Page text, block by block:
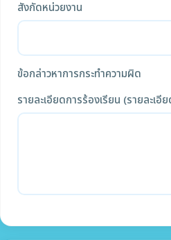
สังกัดหน่วยงาน
ข้อกล่าวหาการกระทำความผิด
รายละเอียดการร้องเรียน (รายละ